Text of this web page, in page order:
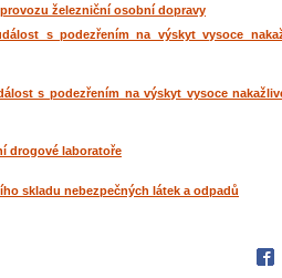
železniční osobní dopravy
s podezřením na výskyt vysoce
s podezřením na výskyt vysoce
drogové laboratoře
skladu nebezpečných látek a odpadů